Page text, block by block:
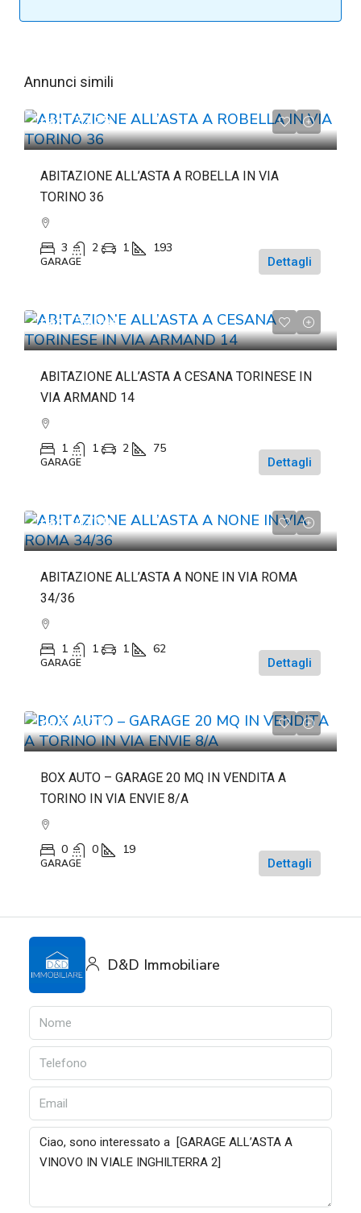
Annunci simili
da€72.225
ABITAZIONE ALL’ASTA A ROBELLA IN VIA
TORINO 36
3 2 1 193
GARAGE Dettagli
da€158.044
ABITAZIONE ALL’ASTA A CESANA TORINESE IN
VIA ARMAND 14
1 1 2 75
GARAGE Dettagli
da€84.700
ABITAZIONE ALL’ASTA A NONE IN VIA ROMA
34/36
1 1 1 62
GARAGE Dettagli
da€20.000
BOX AUTO – GARAGE 20 MQ IN VENDITA A
TORINO IN VIA ENVIE 8/A
0 0 19
GARAGE Dettagli
D&D Immobiliare